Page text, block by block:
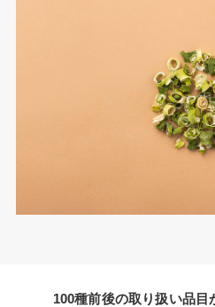
100種前後の取り扱い品